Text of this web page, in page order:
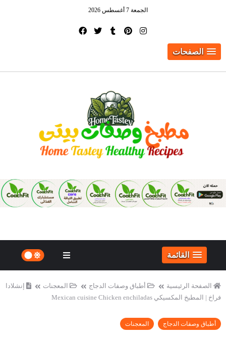
الجمعة 7 أغسطس 2026
الصفحات
القائمة
الصفحة الرئيسية أطباق وصفات الدجاج المعجنات
إنشلادا
فراخ | المطبخ المكسيكي Mexican cuisine Chicken enchiladas
أطباق وصفات الدجاج المعجنات